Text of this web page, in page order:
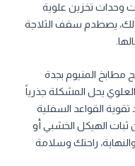
وحدات تخزين علوية
يصطدم سقف الثلاجة
مطابخ المنيوم بجدة
يحل المشكلة جذرياً
القواعد السفلية
ثبات الهيكل الخشبي أو
راحتك وسلامة